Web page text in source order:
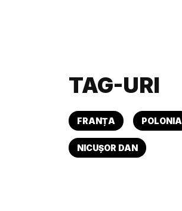
TAG-URI
FRANȚA POLONIA
NICUȘOR DAN